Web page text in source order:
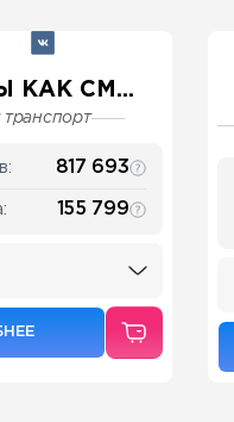
КАК СМ...
817 693
155 799